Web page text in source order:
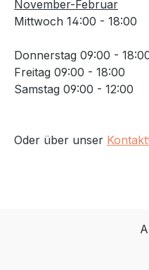
November-Februar
Mittwoch 14:00 - 18:00
Donnerstag 09:00 -
Freitag 09:00 - 18:00
Samstag 09:00 - 12:00
Oder über unser